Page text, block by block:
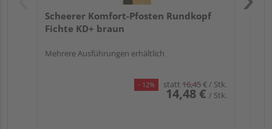
Scheerer Komfort-Pfosten Rundkopf
Fichte KD+ braun
Mehrere Ausführungen erhältlich
- 12% statt 16,45€/ Stk.
14,48 € / Stk.